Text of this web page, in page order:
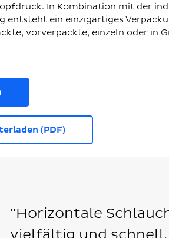
In Kombination mit der
entsteht ein einzigartiges
vorverpackte, einzeln oder in
(PDF)
"Horizontale